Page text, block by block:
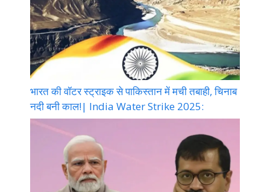
भारत की वॉटर स्ट्राइक से पाकिस्तान में मची तबाही, चिनाब
नदी बनी काल!| India Water Strike 2025: